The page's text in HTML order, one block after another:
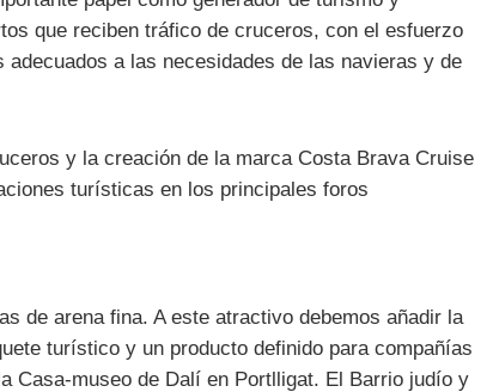
que reciben tráfico de cruceros, con el esfuerzo
a las necesidades de las navieras y de
y la creación de la marca Costa Brava Cruise
turísticas en los principales foros
de arena fina. A este atractivo debemos añadir la
turístico y un producto definido para compañías
Casa-museo de Dalí en Portlligat. El Barrio judío y